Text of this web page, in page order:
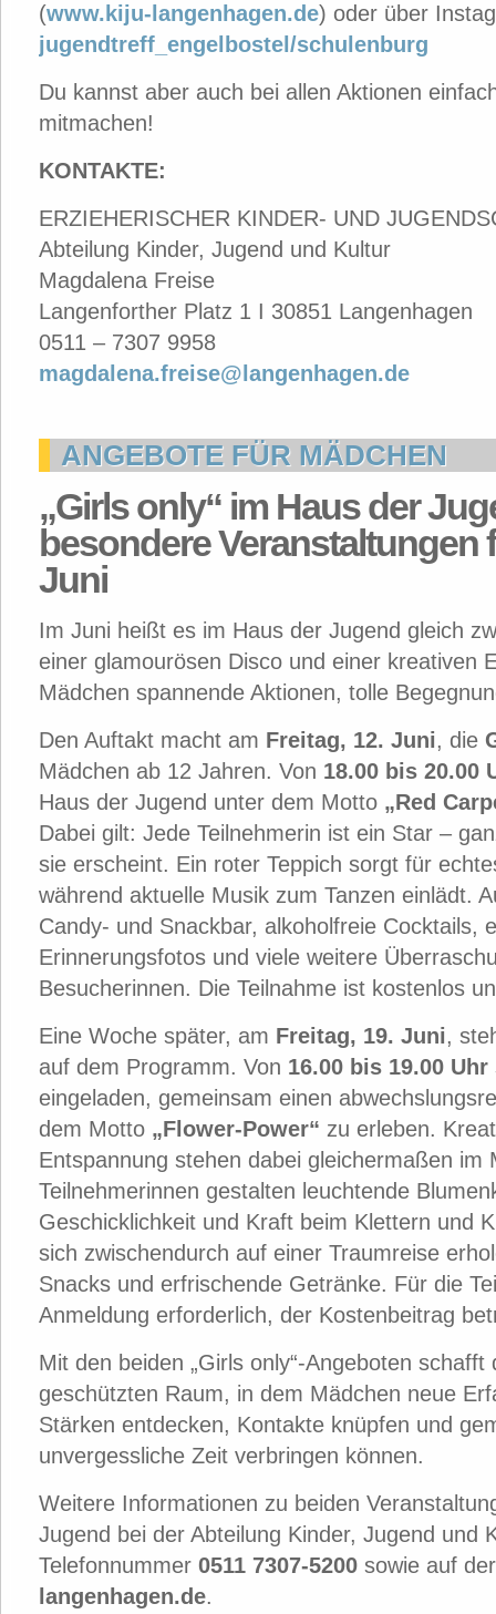
(www.kiju-langenhagen.de) oder über
jugendtreff_engelbostel/schulenburg
Du kannst aber auch bei allen Aktionen
mitmachen!
KONTAKTE:
ERZIEHERISCHER KINDER- UND
Abteilung Kinder, Jugend und Kultur
Magdalena Freise
Langenforther Platz 1 I 30851 Langenhagen
0511 – 7307 9958
magdalena.freise@langenhagen.de
ANGEBOTE FÜR MÄDCHEN
„Girls only“ im Haus der
besondere Veranstaltungen
Juni
Im Juni heißt es im Haus der Jugend gleich
einer glamourösen Disco und einer kreativen
Mädchen spannende Aktionen, tolle
Den Auftakt macht am Freitag, 12. Juni, die
Mädchen ab 12 Jahren. Von 18.00 bis 20.00
Haus der Jugend unter dem Motto „Red
Dabei gilt: Jede Teilnehmerin ist ein Star –
sie erscheint. Ein roter Teppich sorgt für
während aktuelle Musik zum Tanzen einlädt.
Candy- und Snackbar, alkoholfreie Cocktails,
Erinnerungsfotos und viele weitere
Besucherinnen. Die Teilnahme ist kostenlos
Eine Woche später, am Freitag, 19. Juni,
auf dem Programm. Von 16.00 bis 19.00 Uhr
eingeladen, gemeinsam einen
dem Motto „Flower-Power“ zu erleben.
Entspannung stehen dabei gleichermaßen im
Teilnehmerinnen gestalten leuchtende
Geschicklichkeit und Kraft beim Klettern und
sich zwischendurch auf einer Traumreise
Snacks und erfrischende Getränke. Für die
Anmeldung erforderlich, der Kostenbeitrag
Mit den beiden „Girls only“-Angeboten
geschützten Raum, in dem Mädchen neue
Stärken entdecken, Kontakte knüpfen und
unvergessliche Zeit verbringen können.
Weitere Informationen zu beiden
Jugend bei der Abteilung Kinder, Jugend und
Telefonnummer 0511 7307-5200 sowie auf
langenhagen.de.